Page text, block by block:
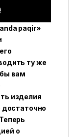
paqir»
ту же
вам
изделия
достаточно
о